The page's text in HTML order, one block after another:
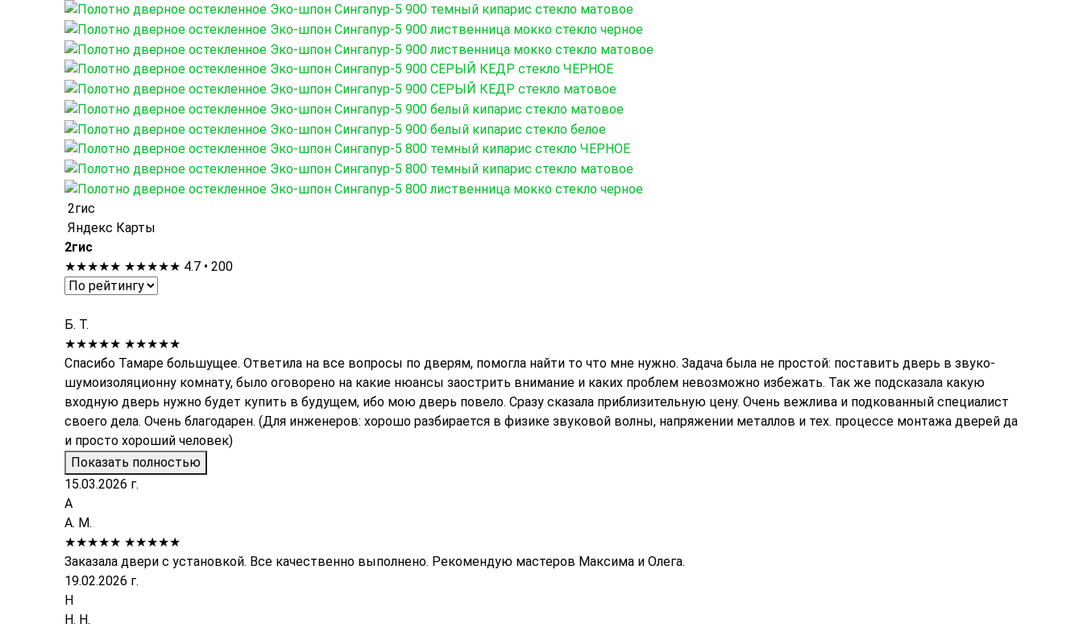
2гис
Яндекс Карты
2гис
★★★★★ ★★★★★ 4.7 • 200
Б. Т.
★★★★★ ★★★★★
Спасибо Тамаре большущее. Ответила на все вопросы по дверям, помогла найти то что мне нужно. Задача была не простой: поставить дверь в звуко-
шумоизоляционну комнату, было оговорено на какие нюансы заострить внимание и каких проблем невозможно избежать. Так же подсказала какую
входную дверь нужно будет купить в будущем, ибо мою дверь повело. Сразу сказала приблизительную цену. Очень вежлива и подкованный специалист
своего дела. Очень благодарен. (Для инженеров: хорошо разбирается в физике звуковой волны, напряжении металлов и тех. процессе монтажа дверей да
и просто хороший человек)
Показать полностью
15.03.2026 г.
А
А. М.
★★★★★ ★★★★★
Заказала двери с установкой. Все качественно выполнено. Рекомендую мастеров Максима и Олега.
19.02.2026 г.
Н
Н. Н.